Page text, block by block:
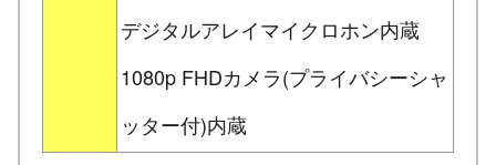
デジタルアレイマイクロホン内蔵
1080p FHDカメラ(プライバシーシャ
ッター付)内蔵